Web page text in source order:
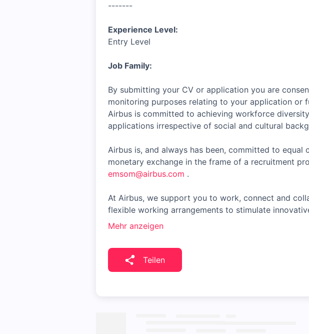
-------
Experience Level:
Entry Level
Job Family:
By submitting your CV or application you are
monitoring purposes relating to your application or
Airbus is committed to achieving workforce
applications irrespective of social and cultural
Airbus is, and always has been, committed to
monetary exchange in the frame of a recruitment
emsom@airbus.com .
At Airbus, we support you to work, connect and
flexible working arrangements to stimulate
Mehr anzeigen
Teilen